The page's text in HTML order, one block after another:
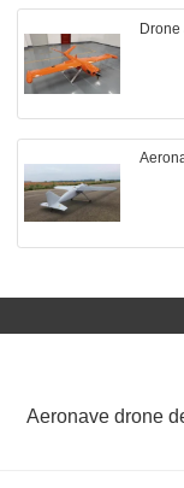
Drone
Aeronave drone